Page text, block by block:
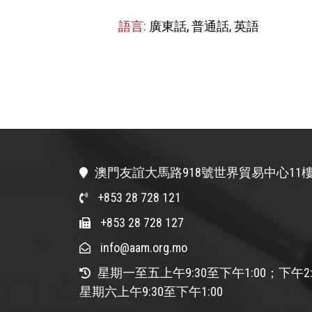
語言: 廣東話, 普通話, 英語
澳門友誼大馬路918號世界貿易中心11
+853 28 728 121
+853 28 728 127
info@aam.org.mo
星期一至五上午9:30至下午1:00；下午
星期六上午9:30至下午1:00